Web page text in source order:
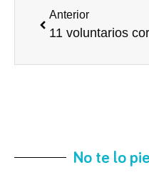
Anterior
No te lo